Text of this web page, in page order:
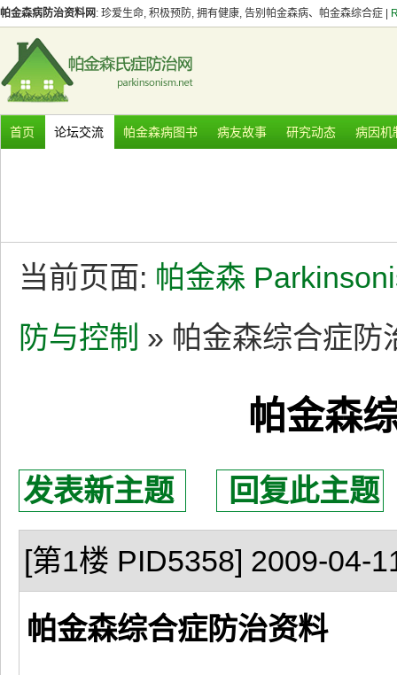
帕金森病防治资料网 : 珍爱生命, 积极预防, 拥有健康, 告别帕金森病、帕金森综合症 |
首页 论坛交流 帕金森病图书 病友故事 研究动态 病因机
当前页面: 帕金森
防与控制 » 帕金森综合症防
帕金森
发表新主题 回复此主题
[第1楼 PID5358] 2009-04-
帕金森综合症防治资料